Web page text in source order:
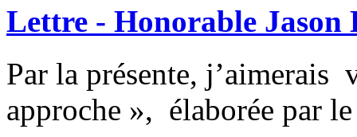
Lettre - Honorable Jason
Par la présente, j’aimerais
approche », élaborée par